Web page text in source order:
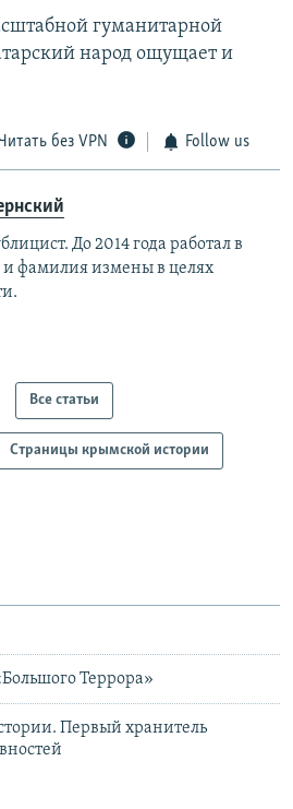
гуманитарной
народ ощущает и
без VPN Follow us
До 2014 года работал в
фамилия измены в целях
Все статьи
Страницы крымской истории
Террора»
Первый хранитель